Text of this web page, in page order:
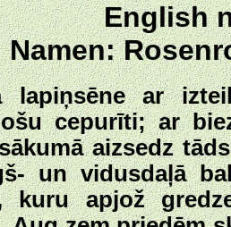
English
lapiņsēne ar
cepurīti; ar
aizsedz
un vidusdaļā
kuru apjož